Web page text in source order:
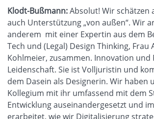
Klodt-Bußmann:Absolut! Wir schätzen
auch Unterstützung „von außen“. Wir
anderem mit einer Expertin aus dem
Tech und (Legal) Design Thinking, Frau
Kohlmeier, zusammen. Innovation und
Leidenschaft. Sie ist Volljuristin und
dem Dasein als Designerin. Wir haben
Kollegium mit ihr umfassend mit dem
Entwicklung auseinandergesetzt und
erarbeitet, wie wir Digitalisierung